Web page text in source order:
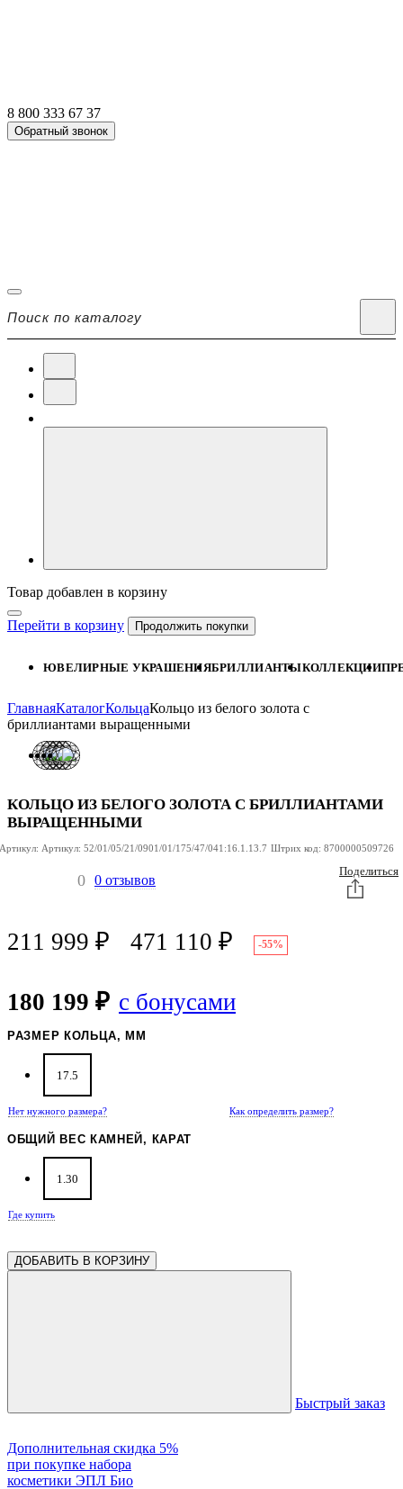
8 800 333 67 37
Обратный звонок
Товар добавлен в корзину
Перейти в корзину Продолжить покупки
ЮВЕЛИРНЫЕ УКРАШЕНИЯБРИЛЛИАНТЫКОЛЛЕКЦИИ
ГлавнаяКаталогКольцаКольцо из белого золота с
бриллиантами выращенными
КОЛЬЦО ИЗ БЕЛОГО ЗОЛОТА С БРИЛЛИАНТАМИ
ВЫРАЩЕННЫМИ
Артикул: Артикул: 52/01/05/21/0901/01/175/47/041:16.1.13.7 Штрих код: 8700000509726
0 0 отзывов
Поделиться
211 999 ₽ 471 110 ₽ -55%
180 199 ₽ с бонусами
РАЗМЕР КОЛЬЦА, ММ
17.5
Нет нужного размера? Как определить размер?
ОБЩИЙ ВЕС КАМНЕЙ, КАРАТ
1.30
Где купить
ДОБАВИТЬ В КОРЗИНУ
Быстрый заказ
Дополнительная скидка 5%
при покупке набора
косметики ЭПЛ Био